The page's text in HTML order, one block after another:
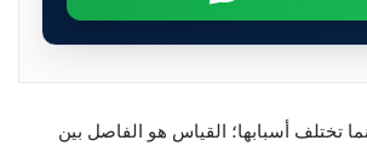
تختلف أسبابها؛ القياس هو الفاصل بين